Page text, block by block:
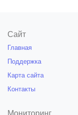
Сайт
Главная
Поддержка
Карта сайта
Контакты
Мониторинг